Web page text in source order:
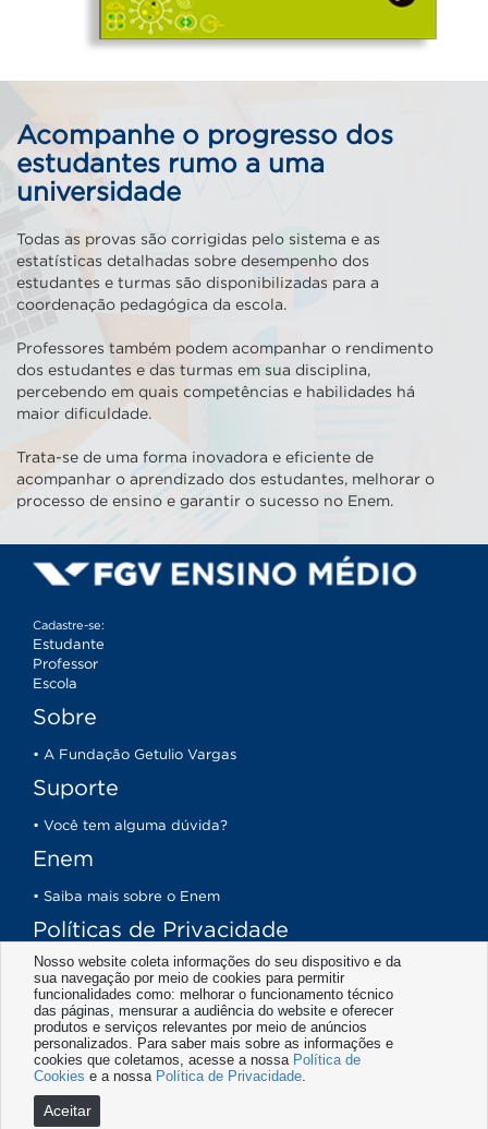
Nosso website coleta informações do seu dispositivo e da
sua navegação por meio de cookies para permitir
funcionalidades como: melhorar o funcionamento técnico
das páginas, mensurar a audiência do website e oferecer
produtos e serviços relevantes por meio de anúncios
personalizados. Para saber mais sobre as informações e
cookies que coletamos, acesse a nossa Política de
Cookies e a nossa Política de Privacidade
Aceitar
Acompanhe o progresso dos
estudantes rumo a uma
universidade
Todas as provas são corrigidas pelo sistema e as
estatísticas detalhadas sobre desempenho dos
estudantes e turmas são disponibilizadas para a
coordenação pedagógica da escola.
Professores também podem acompanhar o rendimento
dos estudantes e das turmas em sua disciplina,
percebendo em quais competências e habilidades há
maior dificuldade.
Trata-se de uma forma inovadora e eficiente de
acompanhar o aprendizado dos estudantes, melhorar o
processo de ensino e garantir o sucesso no Enem.
Cadastre-se:
Estudante
Professor
Escola
Sobre
• A Fundação Getulio Vargas
Suporte
• Você tem alguma dúvida?
Enem
• Saiba mais sobre o Enem
Políticas de Privacidade
Termos de Uso
Atendimento
Redes Sociais